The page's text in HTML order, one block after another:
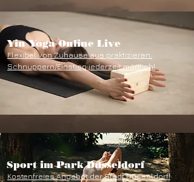
Yin Yoga Online Live
Flexibel von Zuhause aus praktizieren.
Schnuppern/Einstieg jederzeit möglich!
Sport im Park Düsseldorf
Kostenfreies Angebot der Stadt Düsseldorf!